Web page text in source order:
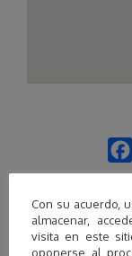
Con su acuerdo,
almacenar,
visita en este
oponerse al